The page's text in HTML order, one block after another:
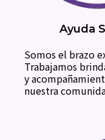
Ayuda
Somos el brazo
Trabajamos
y
nuestra